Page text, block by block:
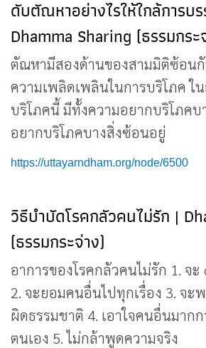
ดับตัณหาอย่างไรให้ใกล้การบ
Dhamma Sharing (ธรรมกระ
ตัณหามีสองด้านของสามมิติซ้อน
ความเพลิดเพลินในการบริโภค ใ
บริโภคนี้ มีทั้งความอยากบริโภคบ
อยากบริโภคบางสิ่งซ้อนอยู่
https://uttayarndham.org/node/6500
วิธีบำบัดโรคกลัวคนไม่รัก |
(ธรรมกระจ่าง)
อาการของโรคกลัวคนไม่รัก 1. จ
2. จะยอมคนอื่นไปทุกเรื่อง 3. จะ
ผิดธรรมชาติ 4. เอาใจคนอื่นมากก
ตนเอง 5. ไม่กล้าพูดความจริง